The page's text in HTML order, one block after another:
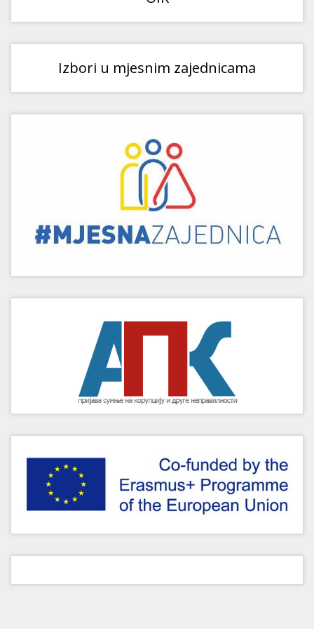
Izbori u mjesnim zajednicama